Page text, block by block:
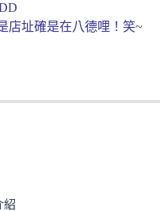
店址確是在八德哩！笑~
紹